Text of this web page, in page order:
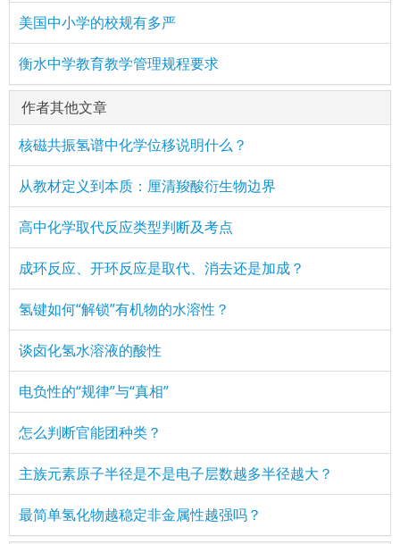
美国中小学的校规有多严
衡水中学教育教学管理规程要求
作者其他文章
核磁共振氢谱中化学位移说明什么？
从教材定义到本质：厘清羧酸衍生物边界
高中化学取代反应类型判断及考点
成环反应、开环反应是取代、消去还是加成？
氢键如何“解锁”有机物的水溶性？
谈卤化氢水溶液的酸性
电负性的“规律”与“真相”
怎么判断官能团种类？
主族元素原子半径是不是电子层数越多半径越大？
最简单氢化物越稳定非金属性越强吗？